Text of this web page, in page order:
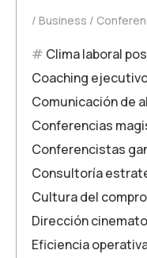
Business
Clima laboral
Coaching
Comunicación de
Conferencias
Conferencistas
Consultoría
Cultura del
Dirección
Eficiencia